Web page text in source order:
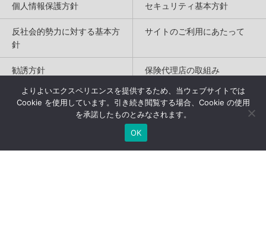
個人情報保護方針 セキュリティ基本方針
反社会的勢力に対する基本方
針
サイトのご利用にあたって
勧誘方針 保険代理店の取組み
特定商取引法に基づく表記
Copyright(c) 2004-2026
Humannetwork Inc. All rights reserved.
よりよいエクスペリエンスを提供するため、当ウェブサイトでは
Cookie を使用しています。引き続き閲覧する場合、Cookie の使用
を承諾したものとみなされます。
OK